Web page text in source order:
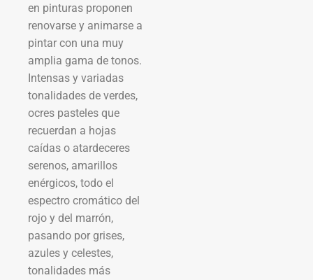
en pinturas proponen
renovarse y animarse a
pintar con una muy
amplia gama de tonos.
Intensas y variadas
tonalidades de verdes,
ocres pasteles que
recuerdan a hojas
caídas o atardeceres
serenos, amarillos
enérgicos, todo el
espectro cromático del
rojo y del marrón,
pasando por grises,
azules y celestes,
tonalidades más